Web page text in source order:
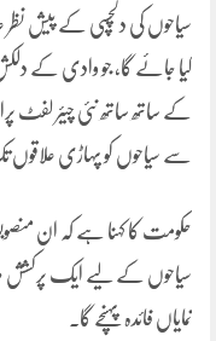
سیاحوں کی دلچسپی کے پیش
کیا جائے گا، جو وادی کے
کے ساتھ ساتھ نئی چیئر
سے سیاحوں کو پہاڑی
حکومت کا کہنا ہے کہ ان
سیاحوں کے لیے ایک پرکشش
نمایاں فائدہ پہنچے گا۔